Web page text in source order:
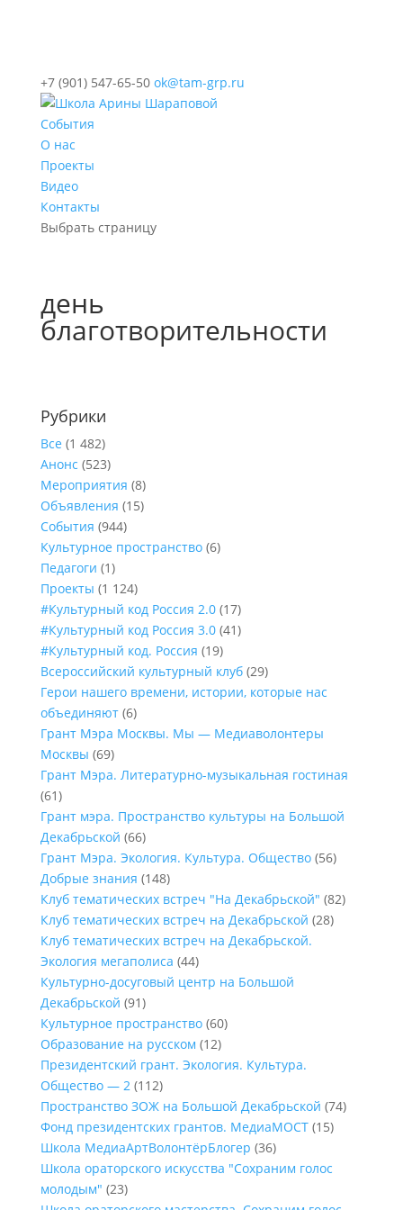
+7 (901) 547-65-50 ok@tam-grp.ru
События
О нас
Проекты
Видео
Контакты
Выбрать страницу
день
благотворительности
Рубрики
Все (1 482)
Анонс (523)
Мероприятия (8)
Объявления (15)
События (944)
Культурное пространство(6)
Педагоги (1)
Проекты (1 124)
#Культурный код Россия 2.0(17)
#Культурный код Россия 3.0(41)
#Культурный код. Россия (19)
Всероссийский культурный клуб(29)
Герои нашего времени, истории, которые нас
объединяют(6)
Грант Мэра Москвы. Мы — Медиаволонтеры
Москвы (69)
Грант Мэра. Литературно-музыкальная гостиная
(61)
Грант мэра. Пространство культуры на Большой
Декабрьской (66)
Грант Мэра. Экология. Культура. Общество(56)
Добрые знания (148)
Клуб тематических встреч "На Декабрьской" (82)
Клуб тематических встреч на Декабрьской (28)
Клуб тематических встреч на Декабрьской.
Экология мегаполиса (44)
Культурно-досуговый центр на Большой
Декабрьской (91)
Культурное пространство(60)
Образование на русском (12)
Президентский грант. Экология. Культура.
Общество — 2(112)
Пространство ЗОЖ на Большой Декабрьской (74)
Фонд президентских грантов. МедиаМОСТ(15)
Школа МедиаАртВолонтёрБлогер (36)
Школа ораторского искусства "Сохраним голос
молодым" (23)